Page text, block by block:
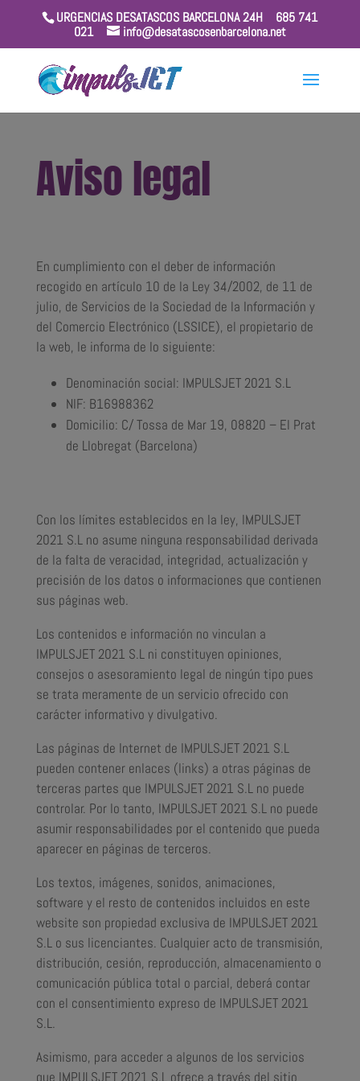
URGENCIAS DESATASCOS BARCELONA 24H 685 741
021
info@desatascosenbarcelona.net
Aviso legal
En cumplimiento con el deber de información
recogido en artículo 10 de la Ley 34/2002, de 11 de
julio, de Servicios de la Sociedad de la Información y
del Comercio Electrónico (LSSICE), el propietario de
la web, le informa de lo siguiente:
Denominación social: IMPULSJET 2021 S.L
NIF: B16988362
Domicilio: C/ Tossa de Mar 19, 08820 – El Prat
de Llobregat (Barcelona)
Con los límites establecidos en la ley, IMPULSJET
2021 S.L no asume ninguna responsabilidad derivada
de la falta de veracidad, integridad, actualización y
precisión de los datos o informaciones que contienen
sus páginas web.
Los contenidos e información no vinculan a
IMPULSJET 2021 S.L ni constituyen opiniones,
consejos o asesoramiento legal de ningún tipo pues
se trata meramente de un servicio ofrecido con
carácter informativo y divulgativo.
Las páginas de Internet de IMPULSJET 2021 S.L
pueden contener enlaces (links) a otras páginas de
terceras partes que IMPULSJET 2021 S.L no puede
controlar. Por lo tanto, IMPULSJET 2021 S.L no puede
asumir responsabilidades por el contenido que pueda
aparecer en páginas de terceros.
Los textos, imágenes, sonidos, animaciones,
software y el resto de contenidos incluidos en este
website son propiedad exclusiva de IMPULSJET 2021
S.L o sus licenciantes. Cualquier acto de transmisión,
distribución, cesión, reproducción, almacenamiento o
comunicación pública total o parcial, deberá contar
con el consentimiento expreso de IMPULSJET 2021
S.L.
Asimismo, para acceder a algunos de los servicios
que IMPULSJET 2021 S.L ofrece a través del sitio